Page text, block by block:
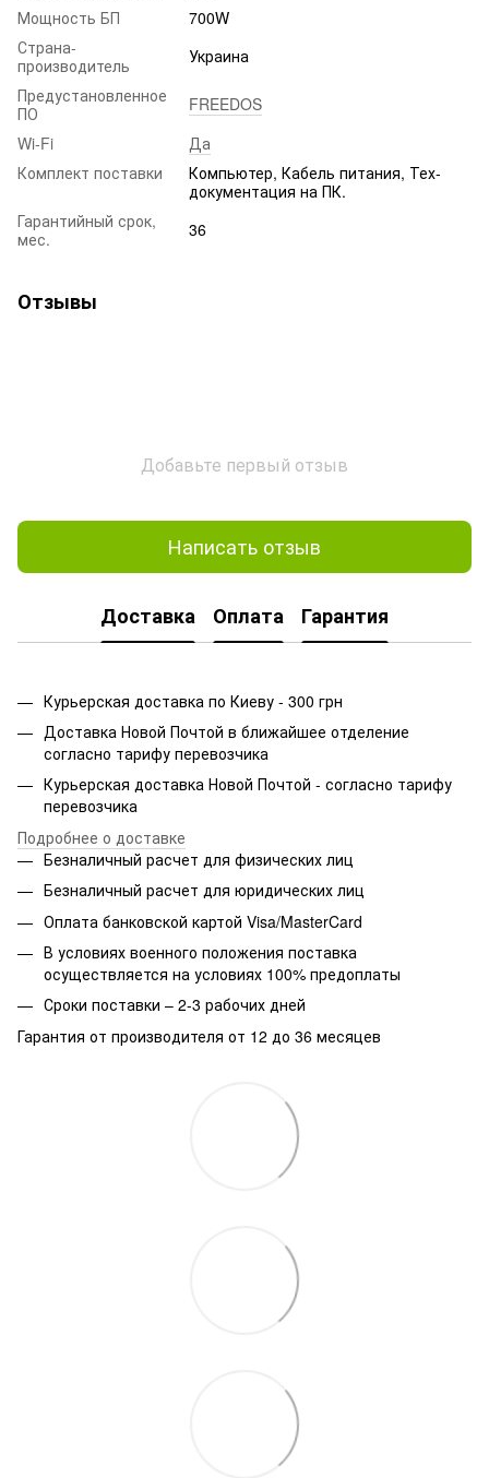
Мощность БП
700W
Страна-
производитель
Украина
Предустановленное
ПО
FREEDOS
Wi-Fi
Да
Комплект поставки
Компьютер, Кабель питания, Тех-
документация на ПК.
Гарантийный срок,
мес.
36
Отзывы
Добавьте первый отзыв
Написать отзыв
Доставка Оплата Гарантия
Курьерская доставка по Киеву - 300 грн
Доставка Новой Почтой в ближайшее отделение
согласно тарифу перевозчика
Курьерская доставка Новой Почтой - согласно тарифу
перевозчика
Подробнее о доставке
Безналичный расчет для физических лиц
Безналичный расчет для юридических лиц
Оплата банковской картой Visa/MasterCard
В условиях военного положения поставка
осуществляется на условиях 100% предоплаты
Сроки поставки – 2-3 рабочих дней
Гарантия от производителя от 12 до 36 месяцев